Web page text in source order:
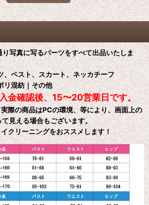
写真に写るパーツをすべて出品いたしま
、ベスト、スカート、ネッカチーフ
混紡｜その他
金確認後、15〜20営業日です。
際の商品はPCの環境、等により、画面上の
見える場合もございます。
クリーニングをおススメします！